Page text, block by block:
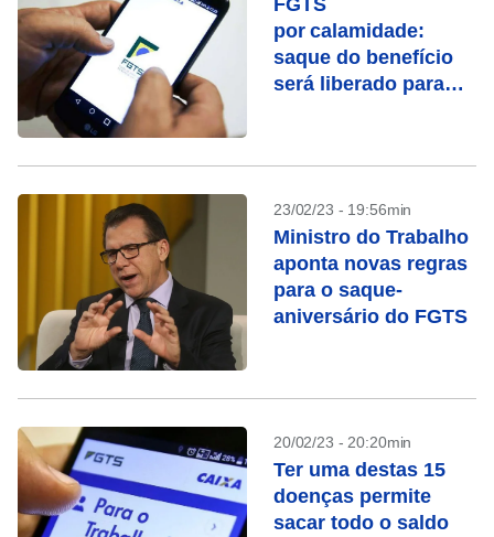
FGTS
por calamidade:
saque do benefício
será liberado para
23/02/23 - 19:56min
Ministro do Trabalho
aponta novas regras
para o saque-
aniversário do FGTS
20/02/23 - 20:20min
Ter uma destas 15
doenças permite
sacar todo o saldo